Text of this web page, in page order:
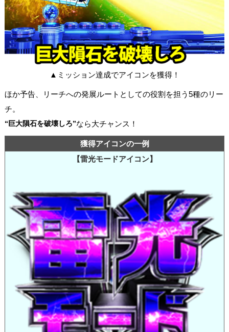
▲ミッション達成でアイコンを獲得！
ほか予告、リーチへの発展ルートとしての役割を担う5種のリー
チ。
“巨大隕石を破壊しろ”なら大チャンス！
獲得アイコンの一例
【雷光モードアイコン】